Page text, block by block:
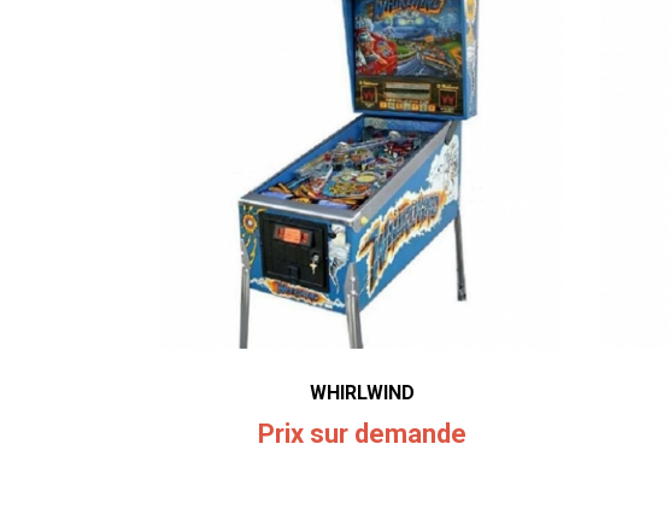
WHIRLWIND
Prix sur demande